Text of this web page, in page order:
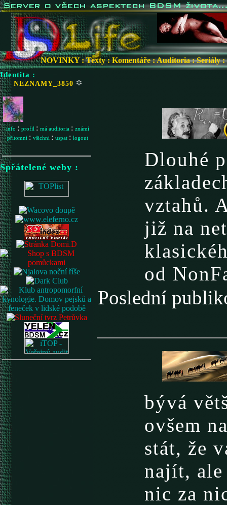
NOVINKY:Texty: Komentáře:Auditoria:Seriály:
Identita :
NEZNAMY_3850
info : profil : má auditoria : známí
přítomní : všichni : uspat : logout
Spřátelené weby :
Dlouhé
vztahů.
již na
od
Poslední
bývá
ovšem
stát, že
najít, ale
nic za